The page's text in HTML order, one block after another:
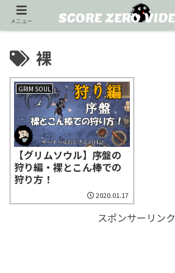
裸
GRIM SOUL
【グリムソウル】序盤の
狩り編・裸とこん棒での
狩り方！
2020.01.17
スポンサーリンク
メニュー